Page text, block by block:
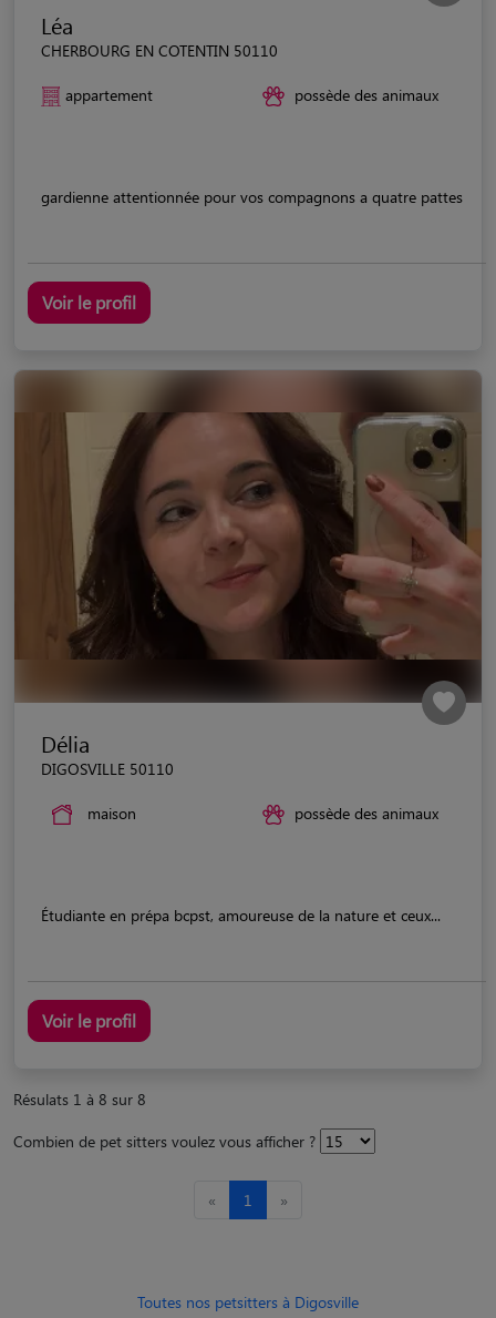
Léa
CHERBOURG EN COTENTIN 50110
appartement possède des animaux
gardienne attentionnée pour vos compagnons a quatre pattes
Voir le profil
Délia
DIGOSVILLE 50110
maison possède des animaux
Étudiante en prépa bcpst, amoureuse de la nature et ceux...
Voir le profil
Résulats 1 à 8 sur 8
Combien de pet sitters voulez vous afficher ?
« 1 »
Toutes nos petsitters à Digosville